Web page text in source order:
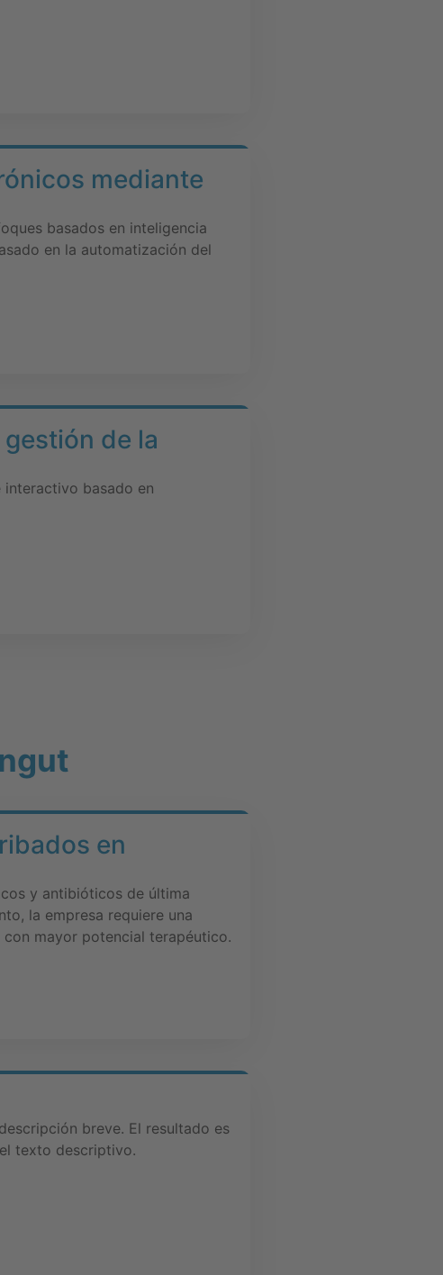
mediante
basados en inteligencia
en la automatización del
de la
basado en
en
y antibióticos de última
la empresa requiere una
mayor potencial terapéutico.
breve. El resultado es
texto descriptivo.